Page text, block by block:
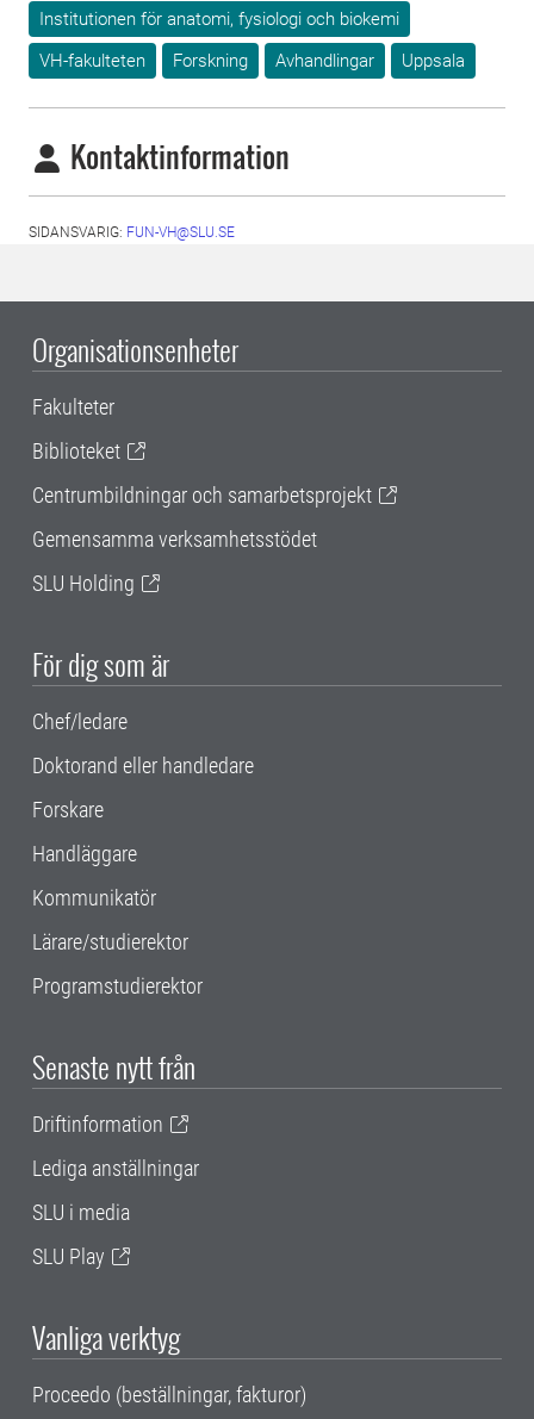
Institutionen för anatomi, fysiologi och biokemi
VH-fakulteten
Forskning Avhandlingar Uppsala
Kontaktinformation
SIDANSVARIG: FUN-VH@SLU.SE
Organisationsenheter
Fakulteter
Biblioteket
Centrumbildningar och samarbetsprojekt
Gemensamma verksamhetsstödet
SLU Holding
För dig som är
Chef/ledare
Doktorand eller handledare
Forskare
Handläggare
Kommunikatör
Lärare/studierektor
Programstudierektor
Senaste nytt från
Driftinformation
Lediga anställningar
SLU i media
SLU Play
Vanliga verktyg
Proceedo (beställningar, fakturor)